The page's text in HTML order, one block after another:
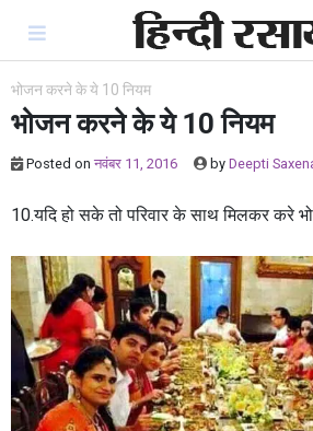
content
भोजन करने के ये 10 नियम
भोजन करने के ये 10 नियम
Posted on नवंबर 11, 2016 by Deepti
10.यदि हो सके तो परिवार के साथ मिलकर करे